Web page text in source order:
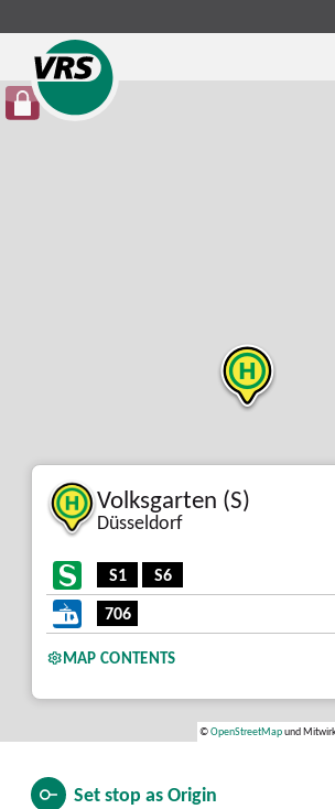
Volksgarten (S)
Düsseldorf
S1
S6
706
MAP CONTENTS
©OpenStreetMapund
Set stop asOrigin